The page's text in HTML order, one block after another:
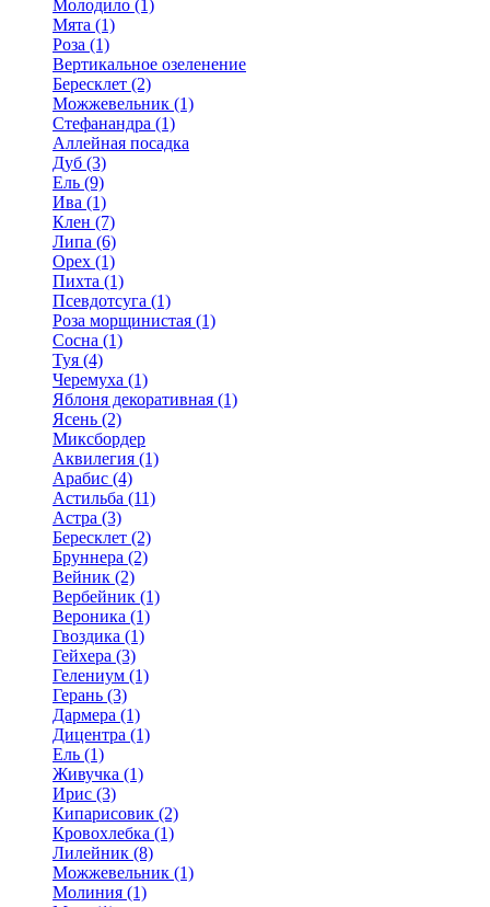
Молодило (1)
Мята (1)
Роза (1)
Вертикальное озеленение
Бересклет (2)
Можжевельник (1)
Стефанандра (1)
Аллейная посадка
Дуб (3)
Ель (9)
Ива (1)
Клен (7)
Липа (6)
Орех (1)
Пихта (1)
Псевдотсуга (1)
Роза морщинистая (1)
Сосна (1)
Туя (4)
Черемуха (1)
Яблоня декоративная (1)
Ясень (2)
Миксбордер
Аквилегия (1)
Арабис (4)
Астильба (11)
Астра (3)
Бересклет (2)
Бруннера (2)
Вейник (2)
Вербейник (1)
Вероника (1)
Гвоздика (1)
Гейхера (3)
Гелениум (1)
Герань (3)
Дармера (1)
Дицентра (1)
Ель (1)
Живучка (1)
Ирис (3)
Кипарисовик (2)
Кровохлебка (1)
Лилейник (8)
Можжевельник (1)
Молиния (1)